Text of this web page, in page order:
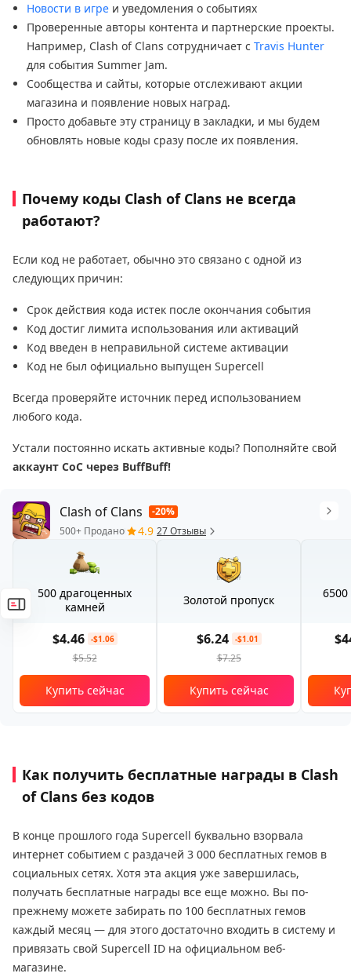
Новости в игре и уведомления о событиях
Проверенные авторы контента и партнерские проекты.
Например, Clash of Clans сотрудничает с Travis Hunter
для события Summer Jam.
Сообщества и сайты, которые отслеживают акции
магазина и появление новых наград.
Просто добавьте эту страницу в закладки, и мы будем
обновлять новые коды сразу после их появления.
Почему коды Clash of Clans не всегда
работают?
Если код не работает, обычно это связано с одной из
следующих причин:
Срок действия кода истек после окончания события
Код достиг лимита использования или активаций
Код введен в неправильной системе активации
Код не был официально выпущен Supercell
Всегда проверяйте источник перед использованием
любого кода.
Устали постоянно искать активные коды? Пополняйте свой
аккаунт CoC через BuffBuff!
Clash of Clans
-20%
500+ Продано
4.9 27 Отзывы
500 драгоценных
камней
$4.46 -$1.06
$5.52
Купить сейчас
Золотой пропуск
$6.24 -$1.01
$7.25
Купить сейчас
Как получить бесплатные награды в Clash
of Clans без кодов
В конце прошлого года Supercell буквально взорвала
интернет событием с раздачей 3 000 бесплатных гемов в
социальных сетях. Хотя эта акция уже завершилась,
получать бесплатные награды все еще можно. Вы по-
прежнему можете забирать по 100 бесплатных гемов
каждый месяц — для этого достаточно входить в систему и
привязать свой Supercell ID на официальном веб-
магазине.